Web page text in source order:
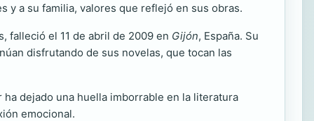
y a su familia, valores que reflejó en sus obras.
falleció el 11 de abril de 2009 en Gijón, España. Su
disfrutando de sus novelas, que tocan las
dejado una huella imborrable en la literatura
emocional.